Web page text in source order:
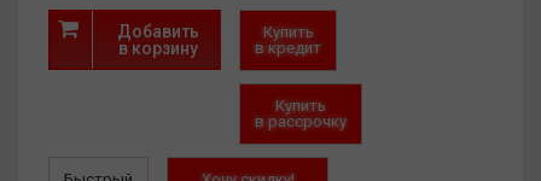
Добавить
в корзину
Купить
в кредит
Купить
в рассрочку